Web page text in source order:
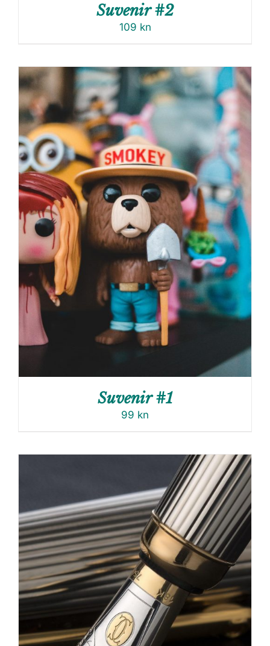
Suvenir #2
109 kn
Suvenir #1
99 kn